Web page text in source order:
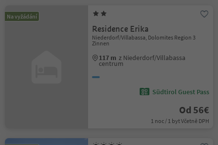
Na vyžádání
Residence Erika
Niederdorf/Villabassa, Dolomites Region 3
Zinnen
117 m z Niederdorf/Villabassa
centrum
Südtirol Guest Pass
Od 56€
1 noc / 1 byt Včetně DPH